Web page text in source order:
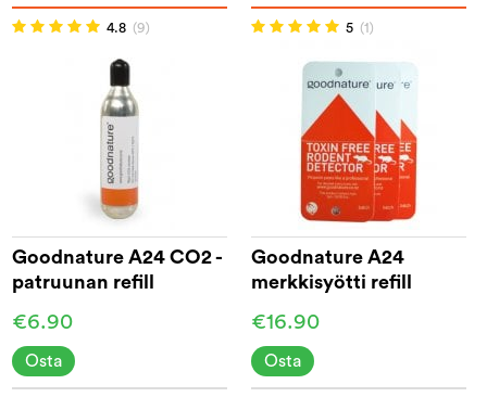
4.8 (9)
Goodnature A24 CO2 -
patruunan refill
€6.90
Osta
5 (1)
Goodnature A24
merkkisyötti refill
€16.90
Osta